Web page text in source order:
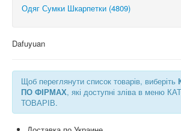
Одяг Сумки Шкарпетки (4809)
Dafuyuan
Щоб переглянути список товарів, виберіть
ПО ФІРМАХ, які доступні зліва в меню
ТОВАРІВ.